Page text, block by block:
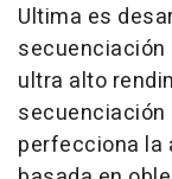
Ultima es
secuenciación
ultra alto
secuenciación
perfecciona la